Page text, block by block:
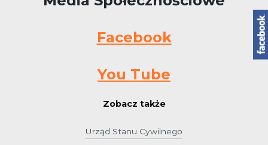
Facebook
You Tube
Zobacz także
Urząd Stanu Cywilnego